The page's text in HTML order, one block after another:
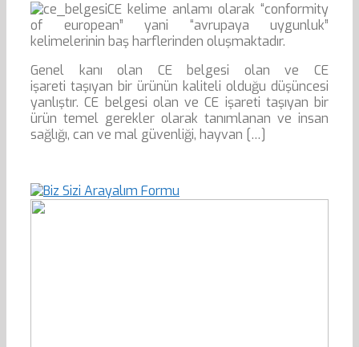
CE kelime anlamı olarak “conformity
of european” yani “avrupaya uygunluk”
kelimelerinin baş harflerinden oluşmaktadır.
Genel kanı olan CE belgesi olan ve CE
işareti taşıyan bir ürünün kaliteli olduğu düşüncesi
yanlıştır. CE belgesi olan ve CE işareti taşıyan bir
ürün temel gerekler olarak tanımlanan ve insan
sağlığı, can ve mal güvenliği, hayvan […]